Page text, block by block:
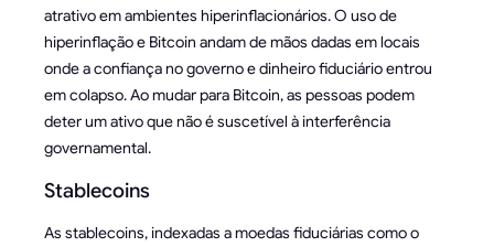
atrativo em ambientes hiperinflacionários. O uso de
hiperinflação e Bitcoin andam de mãos dadas em locais
onde a confiança no governo e dinheiro fiduciário entrou
em colapso. Ao mudar para Bitcoin, as pessoas podem
deter um ativo que não é suscetível à interferência
governamental.
Stablecoins
As stablecoins, indexadas a moedas fiduciárias como o